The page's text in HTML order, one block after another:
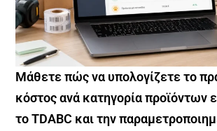
Μάθετε πώς να υπολογίζετε το
κόστος ανά κατηγορία προϊόντων
το TDABC και την